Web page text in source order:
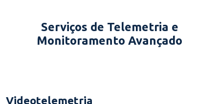
Serviços de Telemetria e
Monitoramento Avançado
Videotelemetria